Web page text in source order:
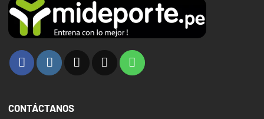
CONTÁCTANOS